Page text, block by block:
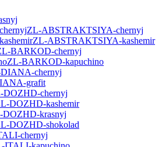
ZL-ABSTRAKTSIYA-chernyj
ZL-ABSTRAKTSIYA-kashemir
BARKOD-chernyj
ZL-BARKOD-kapuchino
chernyj
grafit
DOZHD-chernyj
DOZHD-kashemir
DOZHD-krasnyj
DOZHD-shokolad
chernyj